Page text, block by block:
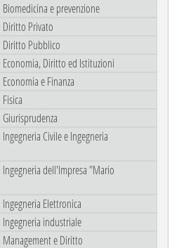
e prevenzione
Privato
Pubblico
Diritto ed Istituzioni
e Finanza
Civile e Ingegneria
dell'Impresa "Mario
Elettronica
industriale
e Diritto